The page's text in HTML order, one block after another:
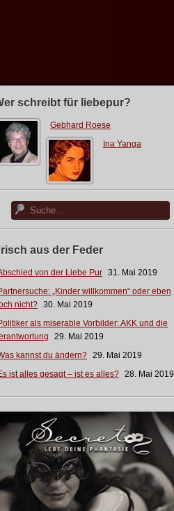
schreibt für liebepur?
Gebhard Roese
Ina Yanga
aus der Feder
von der Liebe Pur 31. Mai 2019
„Kinder willkommen“ oder eben
nicht? 30. Mai 2019
als miserable Vorbilder: AKK und die
29. Mai 2019
kannst du ändern? 29. Mai 2019
ist alles gesagt – ist es alles? 28. Mai 2019